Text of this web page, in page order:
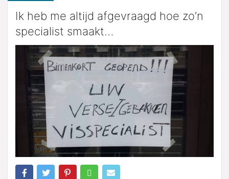
Ik heb me altijd afgevraagd hoe zo’n
specialist smaakt…